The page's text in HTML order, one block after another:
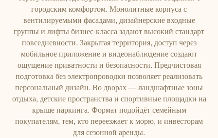
городским комфортом. Монолитные корпуса с
вентилируемыми фасадами, дизайнерские входные
группы и лифты бизнес‑класса задают высокий стандарт
повседневности. Закрытая территория, доступ через
мобильное приложение и видеонаблюдение создают
ощущение приватности и безопасности. Предчистовая
подготовка без электропроводки позволяет реализовать
персональный дизайн. Во дворах — ландшафтные зоны
отдыха, детские пространства и спортивные площадки на
крыше паркинга. Формат подойдёт семейным
покупателям, тем, кто переезжает к морю, и инвесторам
для сезонной аренды.